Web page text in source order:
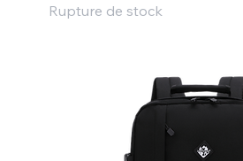
Rupture de stock